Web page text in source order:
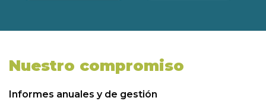
Nuestro compromiso
Informes anuales y de gestión